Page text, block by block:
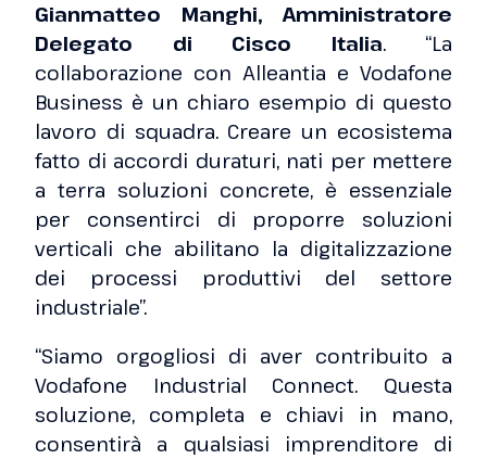
Gianmatteo Manghi, Amministratore
Delegato di Cisco Italia. “La
collaborazione con Alleantia e Vodafone
Business è un chiaro esempio di questo
lavoro di squadra. Creare un ecosistema
fatto di accordi duraturi, nati per mettere
a terra soluzioni concrete, è essenziale
per consentirci di proporre soluzioni
verticali che abilitano la digitalizzazione
dei processi produttivi del settore
industriale”.
“Siamo orgogliosi di aver contribuito a
Vodafone Industrial Connect. Questa
soluzione, completa e chiavi in mano,
consentirà a qualsiasi imprenditore di